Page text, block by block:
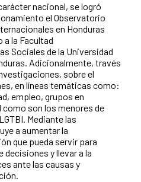
nacional, se logró
el Observatorio
en Honduras
a la Facultad
Sociales de la Universidad
Adicionalmente, través
sobre el
en líneas temáticas como:
empleo, grupos en
son los menores de
Mediante las
a aumentar la
que pueda servir para
y llevar a la
ante las causas y